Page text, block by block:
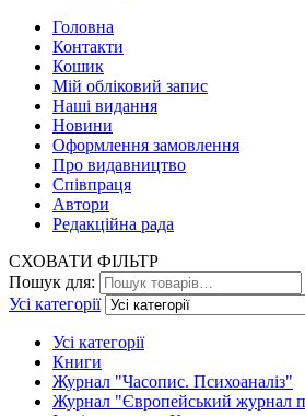
Головна
Контакти
Кошик
Мій обліковий запис
Наші видання
Новини
Оформлення замовлення
Про видавництво
Співпраця
Автори
Редакційна рада
СХОВАТИ ФІЛЬТР
Пошук для:
Усі категорії
Усі категорії
Книги
Журнал "Часопис. Психоаналіз"
Журнал "Європейський журнал